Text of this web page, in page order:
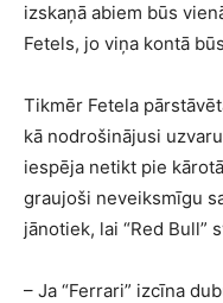
izskaņā abiem būs
Fetels, jo viņa kontā
Tikmēr Fetela
kā nodrošinājusi
iespēja netikt pie
graujoši neveiksmīgu
jānotiek, lai “Red Bull”
– Ja “Ferrari” izcīna